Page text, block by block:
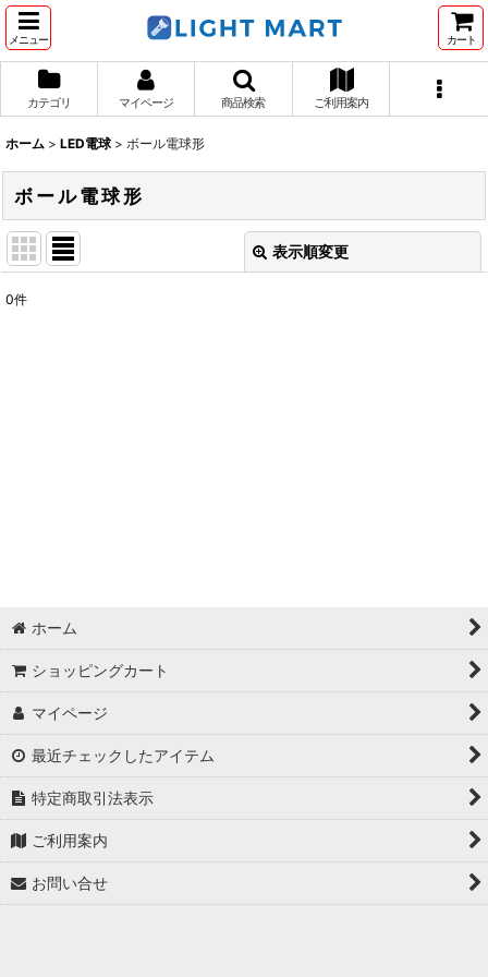
メニュー カート
カテゴリ マイページ 商品検索 ご利用案内
ホーム > LED電球 > ボール電球形
ボール電球形
表示順変更
0件
ホーム
ショッピングカート
マイページ
最近チェックしたアイテム
特定商取引法表示
ご利用案内
お問い合せ